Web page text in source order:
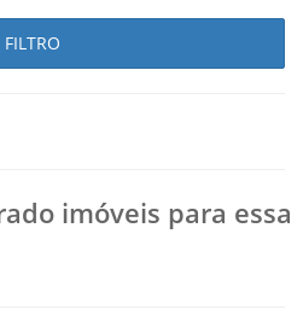
FILTRO
imóveis para essa